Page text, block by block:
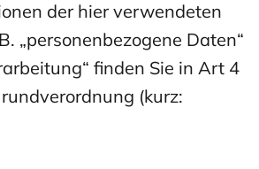
der hier verwendeten
„personenbezogene Daten“
finden Sie in Art 4
(kurz: